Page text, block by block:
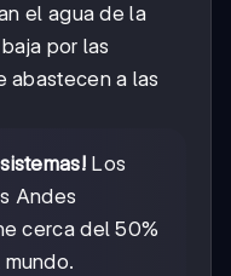
el agua de la
por las
abastecen a las
Los
Andes
cerca del 50%